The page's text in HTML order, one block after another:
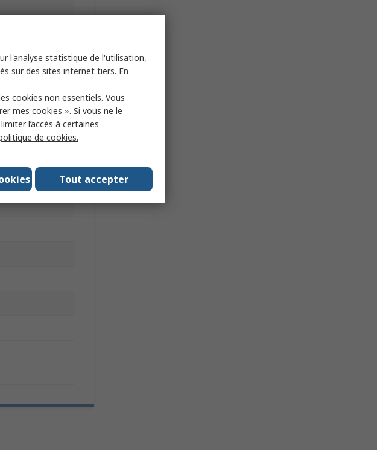
l'analyse statistique de l'utilisation,
sur des sites internet tiers. En
cookies non essentiels. Vous
mes cookies ». Si vous ne le
l’accès à certaines
de cookies.
Tout accepter